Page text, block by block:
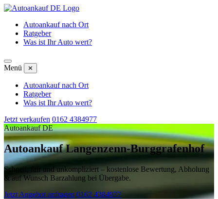
Autoankauf nach Ort
Ratgeber
Was ist Ihr Auto wert?
Menü ✕
Autoankauf nach Ort
Ratgeber
Was ist Ihr Auto wert?
Jetzt verkaufen 0162 4384977
Autoankauf DE
Autoankauf Langenzenn-Burggrafenhof
Schnell, fair und unkompliziert – kostenlose Bewertung, Abholung
& auf Wunsch Barzahlung bei Übergabe.
Jetzt Angebot anfragen 0162 4384977